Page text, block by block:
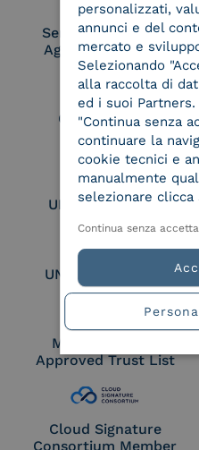
Service Provider e
Aggregatore SPID
Conservatore
qualificato
UNI EN ISO 9001
UNI EN ISO 27017
Membro Adobe
Approved Trust List
Cloud Signature
Consortium Member
personalizzati,
annunci e del
mercato e
Selezionando
alla raccolta di
ed i suoi
"Continua senza
continuare la
cookie tecnici e
manualmente
selezionare clicca
Continua senza